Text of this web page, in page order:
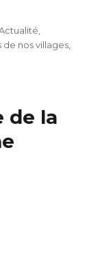
Catégories
de nos villages
de la